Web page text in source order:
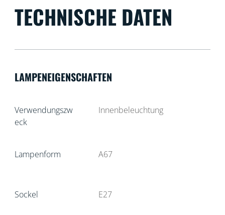
TECHNISCHE DATEN
LAMPENEIGENSCHAFTEN
Verwendungszw
eck
Innenbeleuchtung
Lampenform A67
Sockel E27